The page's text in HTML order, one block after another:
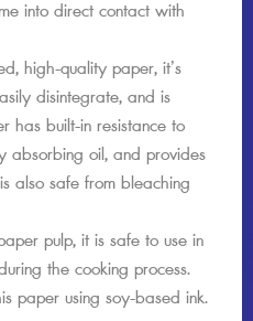
into direct contact with
high-quality paper, it’s
disintegrate, and is
has built-in resistance to
absorbing oil, and provides
also safe from bleaching
pulp, it is safe to use in
the cooking process.
paper using soy-based ink.